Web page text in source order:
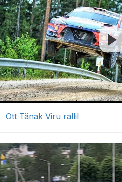
Ott Tänak Viru rallil